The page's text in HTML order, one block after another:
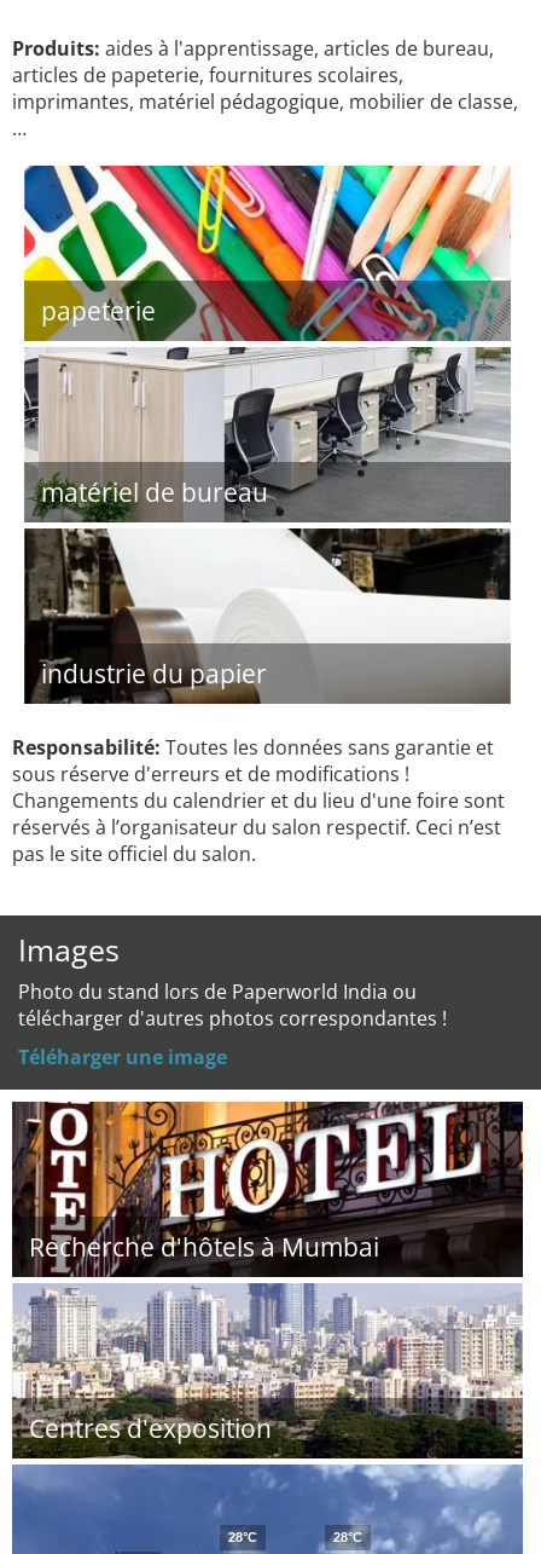
Produits: aides à l'apprentissage, articles de bureau,
articles de papeterie, fournitures scolaires,
imprimantes, matériel pédagogique, mobilier de classe,
…
papeterie
matériel de bureau
industrie du papier
Responsabilité: Toutes les données sans garantie et
sous réserve d'erreurs et de modifications !
Changements du calendrier et du lieu d'une foire sont
réservés à l’organisateur du salon respectif. Ceci n’est
pas le site officiel du salon.
Images
Photo du stand lors de Paperworld India ou
télécharger d'autres photos correspondantes !
Téléharger une image
Recherche d'hôtels à Mumbai
Centres d'exposition
28°C 28°C